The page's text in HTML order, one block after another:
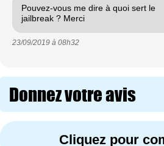
Pouvez-vous me dire à quoi sert le
jailbreak ? Merci
23/09/2019 à 08h32
Donnez votre avis
Cliquez pour